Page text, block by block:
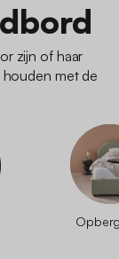
zijn of haar
houden met de
de kamer en
bent naar een
om uit